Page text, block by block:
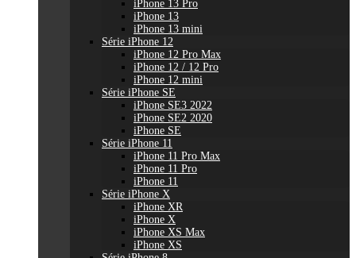
iPhone 13 Pro
iPhone 13
iPhone 13 mini
Série iPhone 12
iPhone 12 Pro Max
iPhone 12 / 12 Pro
iPhone 12 mini
Série iPhone SE
iPhone SE3 2022
iPhone SE2 2020
iPhone SE
Série iPhone 11
iPhone 11 Pro Max
iPhone 11 Pro
iPhone 11
Série iPhone X
iPhone XR
iPhone X
iPhone XS Max
iPhone XS